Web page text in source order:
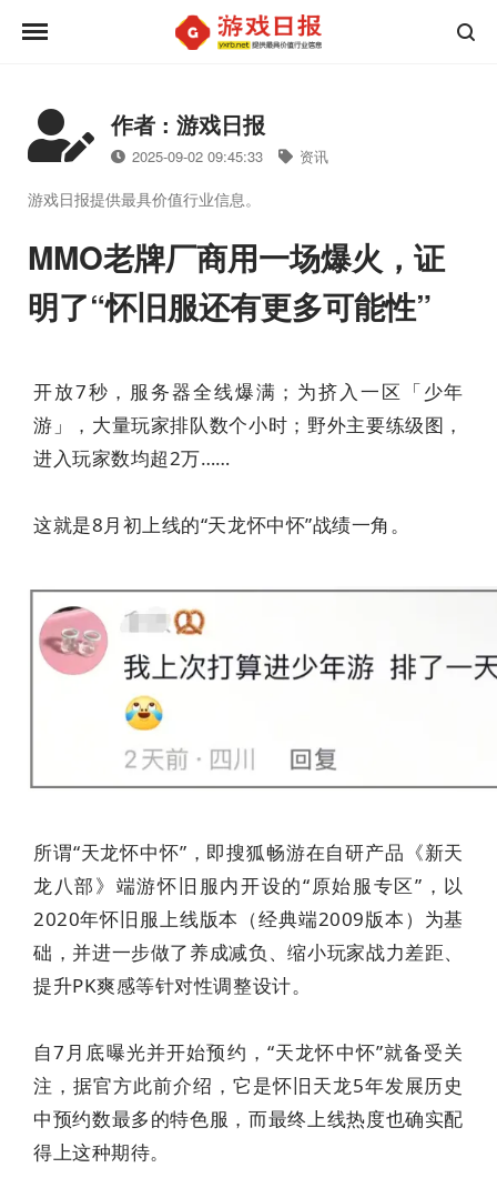
作者 : 游戏日报
2025-09-02 09:45:33 资讯
游戏日报提供最具价值行业信息。
MMO老牌厂商用一场爆火，证
明了“怀旧服还有更多可能性”
开放7秒，服务器全线爆满；为挤入一区「少年
游」，大量玩家排队数个小时；野外主要练级图，
进入玩家数均超2万……
这就是8月初上线的“天龙怀中怀”战绩一角。
所谓“天龙怀中怀”，即搜狐畅游在自研产品《新天
龙八部》端游怀旧服内开设的“原始服专区”，以
2020年怀旧服上线版本（经典端2009版本）为基
础，并进一步做了养成减负、缩小玩家战力差距、
提升PK爽感等针对性调整设计。
自7月底曝光并开始预约，“天龙怀中怀”就备受关
注，据官方此前介绍，它是怀旧天龙5年发展历史
中预约数最多的特色服，而最终上线热度也确实配
得上这种期待。